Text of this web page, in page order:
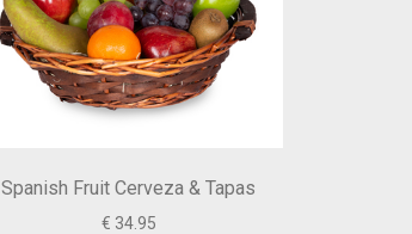
Spanish Fruit Cerveza & Tapas
€ 34.95